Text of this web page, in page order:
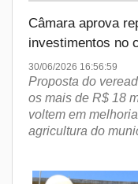
Câmara aprova
investimentos no
30/06/2026 16:56:59
Proposta do
os mais de R$ 18
voltem em
agricultura do